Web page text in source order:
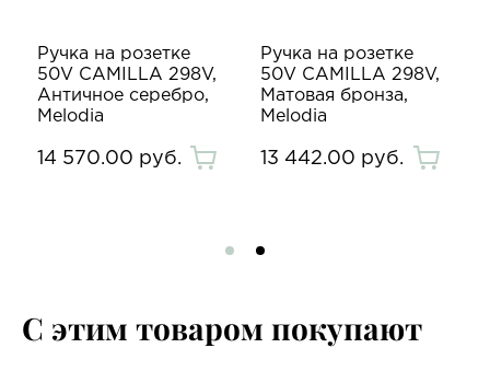
Ручка на розетке
50V CAMILLA 298V,
Античное серебро,
Melodia
14 570.00 руб.
Ручка на розетке
50V CAMILLA 298V,
Матовая бронза,
Melodia
13 442.00 руб.
С этим товаром покупают